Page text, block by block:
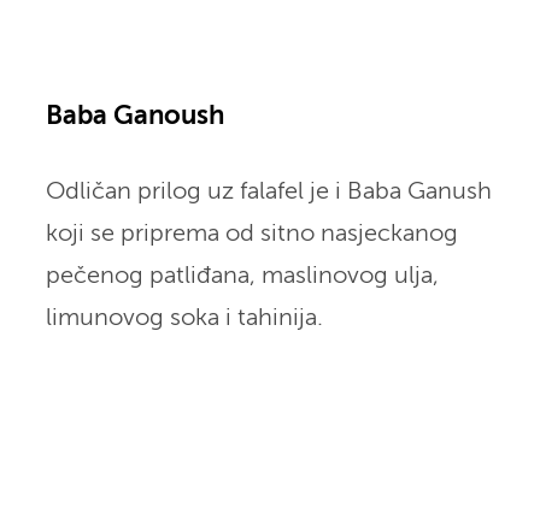
Baba Ganoush
Odličan prilog uz falafel je i Baba Ganush
koji se priprema od sitno nasjeckanog
pečenog patliđana, maslinovog ulja,
limunovog soka i tahinija.